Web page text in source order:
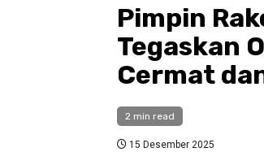
Pimpin
Tegaskan
Cermat
2 min read
15 Desember 2025